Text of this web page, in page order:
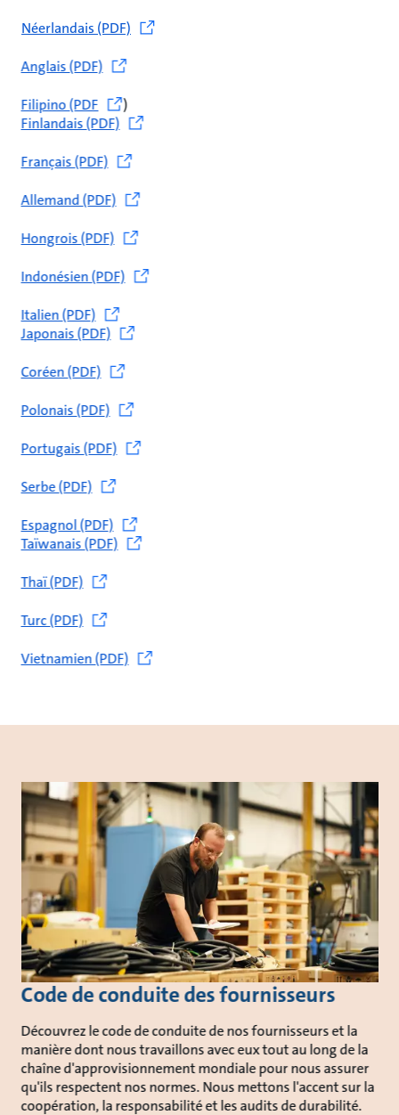
Néerlandais (PDF)
Anglais (PDF)
Filipino (PDF
)
Finlandais (PDF)
Français (PDF)
Allemand (PDF)
Hongrois (PDF)
Indonésien (PDF)
Italien (PDF)
Japonais (PDF)
Coréen (PDF)
Polonais (PDF)
Portugais (PDF)
Serbe (PDF)
Espagnol (PDF)
Taïwanais (PDF)
Thaï (PDF)
Turc (PDF)
Vietnamien (PDF)
Code de conduite des fournisseurs
Découvrez le code de conduite de nos fournisseurs et la
manière dont nous travaillons avec eux tout au long de la
chaîne d'approvisionnement mondiale pour nous assurer
qu'ils respectent nos normes. Nous mettons l'accent sur la
coopération, la responsabilité et les audits de durabilité.